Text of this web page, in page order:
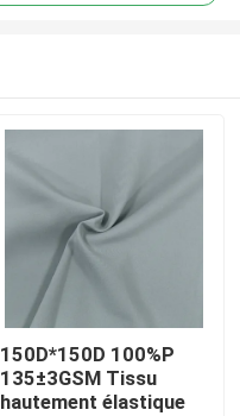
150D*150D 100%P
135±3GSM Tissu
hautement élastique